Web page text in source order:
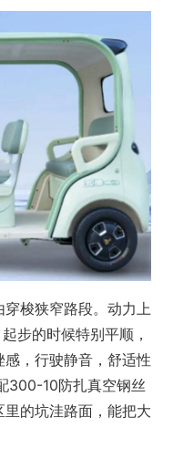
梭狭窄路段。动力上
步的时候特别平顺，
，行驶静音，舒适性
300-10防扎真空钢丝
的坑洼路面，能把大